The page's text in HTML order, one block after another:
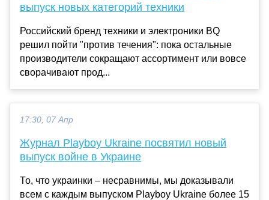
выпуск новых категорий техники
Российский бренд техники и электроники BQ
решил пойти "против течения": пока остальные
производители сокращают ассортимент или вовсе
сворачивают прод...
17:30, 07 Апр
Журнал Playboy Ukraine посвятил новый
выпуск войне в Украине
То, что украинки – несравнимы, мы доказывали
всем с каждым выпуском Playboy Ukraine более 15